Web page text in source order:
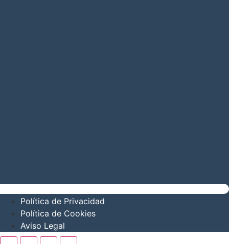
Política de Privacidad
Política de Cookies
Aviso Legal